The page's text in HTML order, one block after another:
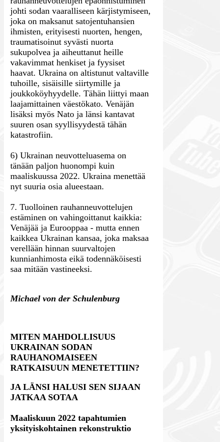
johti sodan vaaralliseen kärjistymiseen,
joka on maksanut satojentuhansien
ihmisten, erityisesti nuorten, hengen,
traumatisoinut syvästi nuorta
sukupolvea ja aiheuttanut heille
vakavimmat henkiset ja fyysiset
haavat. Ukraina on altistunut valtaville
tuhoille, sisäisille siirtymille ja
joukkoköyhyydelle. Tähän liittyi maan
laajamittainen väestökato. Venäjän
lisäksi myös Nato ja länsi kantavat
suuren osan syyllisyydestä tähän
katastrofiin.
6) Ukrainan neuvotteluasema on
tänään paljon huonompi kuin
maaliskuussa 2022. Ukraina menettää
nyt suuria osia alueestaan.
7. Tuolloinen rauhanneuvottelujen
estäminen on vahingoittanut kaikkia:
Venäjää ja Eurooppaa - mutta ennen
kaikkea Ukrainan kansaa, joka maksaa
verellään hinnan suurvaltojen
kunnianhimosta eikä todennäköisesti
saa mitään vastineeksi.
Michael von der Schulenburg
MITEN MAHDOLLISUUS
UKRAINAN SODAN
RAUHANOMAISEEN
RATKAISUUN MENETETTIIN?
JA LÄNSI HALUSI SEN SIJAAN
JATKAA SOTAA
Maaliskuun 2022 tapahtumien
yksityiskohtainen rekonstruktio